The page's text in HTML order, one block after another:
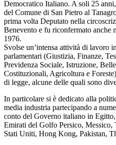
Democratico Italiano. A soli 25
del Comune di San Pietro al
prima volta Deputato nella
Benevento e fu riconfermato anche
1976.
Svolse un’intensa attività di lavoro
parlamentari (Giustizia, Finanze,
Previdenza Sociale, Istruzione,
Costituzionali, Agricoltura e
di legge, alcune delle quali sono
In particolare si è dedicato alla
media industria partecipando a
conto del Governo italiano in
Emirati del Golfo Persico,
Stati Uniti, Hong Kong, Pakistan,